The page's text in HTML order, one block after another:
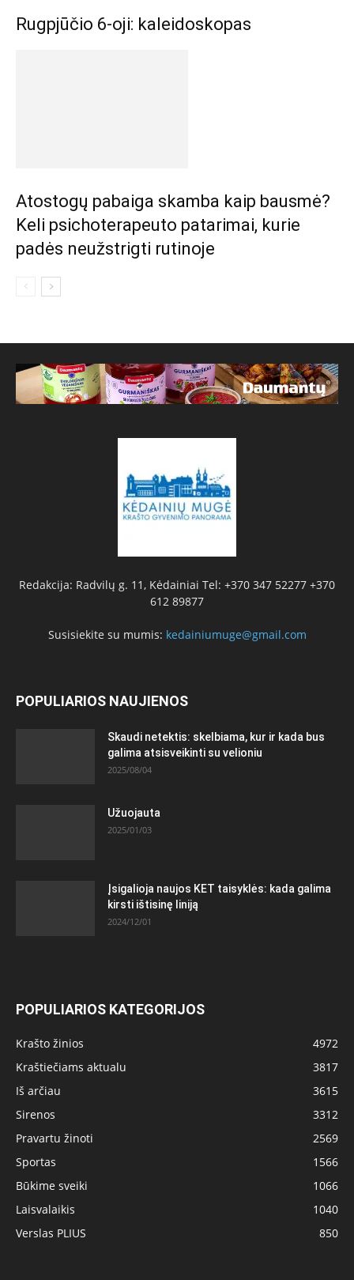
Rugpjūčio 6-oji: kaleidoskopas
Atostogų pabaiga skamba kaip bausmė?
Keli psichoterapeuto patarimai, kurie
padės neužstrigti rutinoje
Redakcija: Radvilų g. 11, Kėdainiai Tel: +370 347 52277 +370
612 89877
Susisiekite su mumis: kedainiumuge@gmail.com
POPULIARIOS NAUJIENOS
Skaudi netektis: skelbiama, kur ir kada bus
galima atsisveikinti su velioniu
2025/08/04
Užuojauta
2025/01/03
Įsigalioja naujos KET taisyklės: kada galima
kirsti ištisinę liniją
2024/12/01
POPULIARIOS KATEGORIJOS
Krašto žinios
4972
Kraštiečiams aktualu
3817
Iš arčiau
3615
Sirenos
3312
Pravartu žinoti
2569
Sportas
1566
Būkime sveiki
1066
Laisvalaikis
1040
Verslas PLIUS
850